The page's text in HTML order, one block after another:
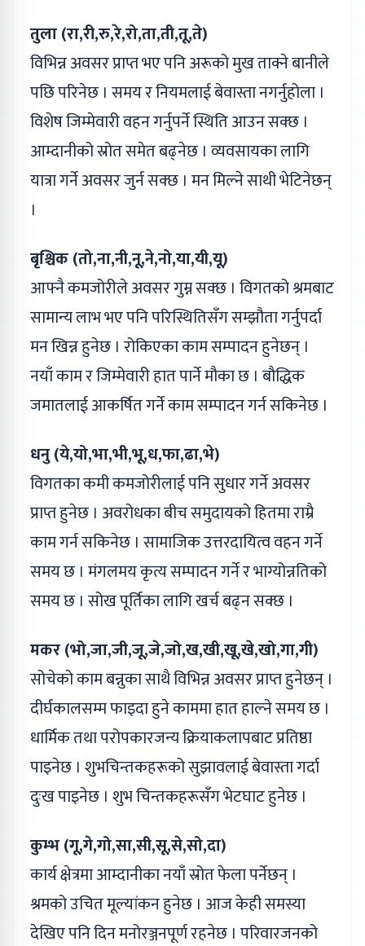
तुला (रा,री,रु,रे,रो,ता,ती,तू,ते)
विभिन्न अवसर प्राप्त भए पनि अरूको मुख ताक्ने बानीले
पछि परिनेछ । समय र नियमलाई बेवास्ता नगर्नुहोला ।
विशेष जिम्मेवारी वहन गर्नुपर्ने स्थिति आउन सक्छ ।
आम्दानीको स्रोत समेत बढ्नेछ । व्यवसायका लागि
यात्रा गर्ने अवसर जुर्न सक्छ । मन मिल्ने साथी भेटिनेछन्
।
बृश्चिक (तो,ना,नी,नू,ने,नो,या,यी,यू)
आफ्नै कमजोरीले अवसर गुम्न सक्छ । विगतको श्रमबाट
सामान्य लाभ भए पनि परिस्थितिसँग सम्झौता गर्नुपर्दा
मन खिन्न हुनेछ । रोकिएका काम सम्पादन हुनेछन् ।
नयाँ काम र जिम्मेवारी हात पार्ने मौका छ । बौद्धिक
जमातलाई आकर्षित गर्ने काम सम्पादन गर्न सकिनेछ ।
धनु (ये,यो,भा,भी,भू,ध,फा,ढा,भे)
विगतका कमी कमजोरीलाई पनि सुधार गर्ने अवसर
प्राप्त हुनेछ । अवरोधका बीच समुदायको हितमा राम्रै
काम गर्न सकिनेछ । सामाजिक उत्तरदायित्व वहन गर्ने
समय छ । मंगलमय कृत्य सम्पादन गर्ने र भाग्योन्नतिको
समय छ । सोख पूर्तिका लागि खर्च बढ्न सक्छ ।
मकर (भो,जा,जी,जू,जे,जो,ख,खी,खू,खे,खो,गा,गी)
सोचेको काम बन्नुका साथै विभिन्न अवसर प्राप्त हुनेछन् ।
दीर्घकालसम्म फाइदा हुने काममा हात हाल्ने समय छ ।
धार्मिक तथा परोपकारजन्य क्रियाकलापबाट प्रतिष्ठा
पाइनेछ । शुभचिन्तकहरूको सुझावलाई बेवास्ता गर्दा
दुःख पाइनेछ । शुभ चिन्तकहरूसँग भेटघाट हुनेछ ।
कुम्भ (गू,गे,गो,सा,सी,सू,से,सो,दा)
कार्य क्षेत्रमा आम्दानीका नयाँ स्रोत फेला पर्नेछन् ।
श्रमको उचित मूल्यांकन हुनेछ । आज केही समस्या
देखिए पनि दिन मनोरञ्जनपूर्ण रहनेछ । परिवारजनको